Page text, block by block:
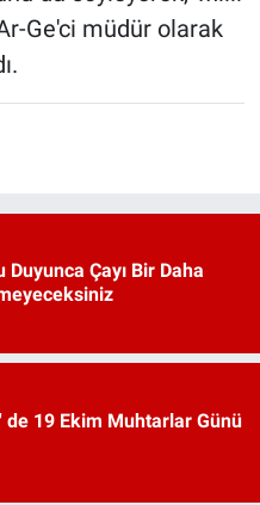
Ge'ci müdür olarak
Duyunca Çayı Bir Daha
de 19 Ekim Muhtarlar Günü